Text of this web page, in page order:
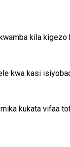
kila
kwa kasi
kukata vifaa